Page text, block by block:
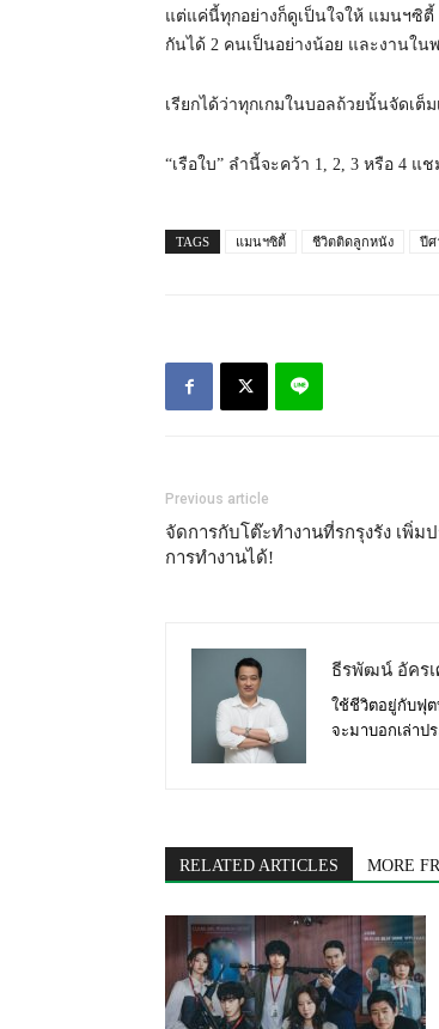
แต่แค่นี้ทุกอย่างก็ดูเป็นใจให้ แมนฯซิ
กันได้ 2 คนเป็นอย่างน้อย และงานใน
เรียกได้ว่าทุกเกมในบอลถ้วยนั้นจัดเ
“เรือใบ” ลำนี้จะคว้า 1, 2, 3 หรือ 4 แ
TAGS แมนฯซิตี้ ชีวิตติดลูกหนัง ปีศ
Previous article
จัดการกับโต๊ะทำงานที่รกรุงรัง เพิ่ม
การทำงานได้!
ธีรพัฒน์ อัคร
ใช้ชีวิตอยู่กับฟุต
จะมาบอกเล่าป
RELATED ARTICLES MORE